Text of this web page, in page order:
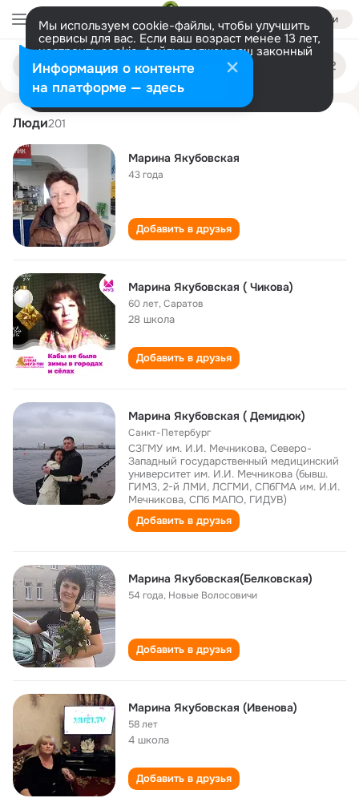
Войти
Мы используем cookie-файлы, чтобы улучшить
сервисы для вас. Если ваш возраст менее 13 лет,
настроить cookie-файлы должен ваш законный
представитель. Больше информации
Разрешить все Настроить
Поиск
людям
marina yakubovskaya
Люди201
Марина Якубовская
43 года
Добавить в друзья
Марина Якубовская ( Чикова)
60 лет,Саратов
28 школа
Добавить в друзья
Марина Якубовская ( Демидюк)
Санкт-Петербург
СЗГМУ им. И.И. Мечникова, Северо-
Западный государственный медицинский
университет им. И.И. Мечникова (бывш.
ГИМЗ, 2-й ЛМИ, ЛСГМИ, СПбГМА им. И.И.
Мечникова, СПб МАПО, ГИДУВ)
Добавить в друзья
Марина Якубовская(Белковская)
54 года, Новые Волосовичи
Добавить в друзья
Марина Якубовская (Ивенова)
58 лет
4 школа
Добавить в друзья
Информация о контенте
на платформе — здесь